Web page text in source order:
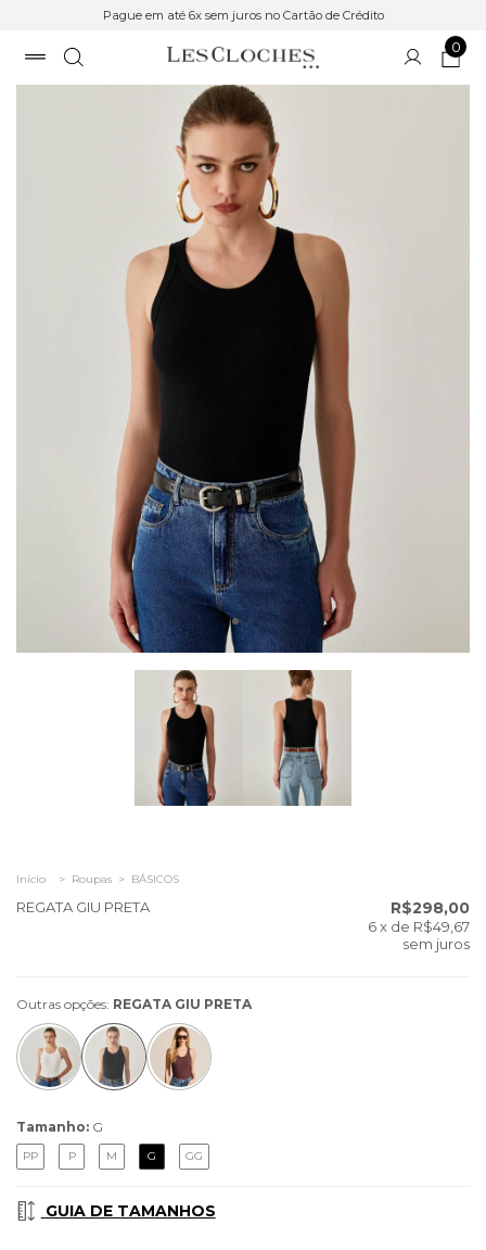
Pague em até 6x sem juros no Cartão de Crédito
0
Início > Roupas > BÁSICOS
REGATA GIU PRETA R$298,00
6x de R$49,67
sem juros
Outras opções: REGATA GIU PRETA
Tamanho: G
PP P M G GG
GUIA DE TAMANHOS